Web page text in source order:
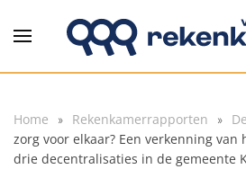
Overslaan en naar de inhoud
Home Rekenkamerrapporten
zorg voor elkaar? Een verkenning van
drie decentralisaties in de gemeente